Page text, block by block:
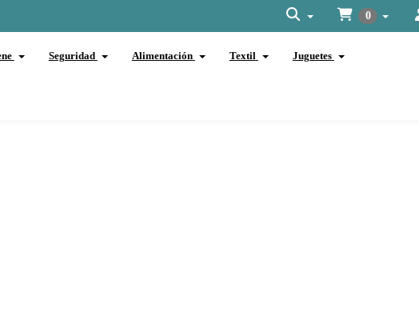
0
Seguridad Alimentación Textil Juguetes